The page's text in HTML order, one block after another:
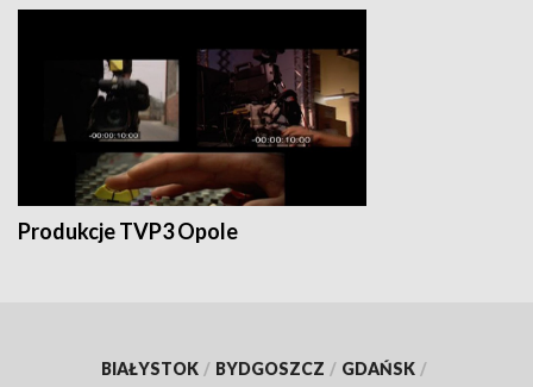
Produkcje TVP3 Opole
BIAŁYSTOK / BYDGOSZCZ / GDAŃSK /